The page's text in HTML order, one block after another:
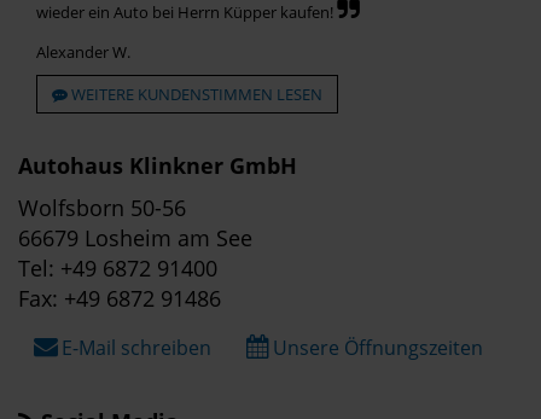
wieder ein Auto bei Herrn Küpper kaufen!
Alexander W.
WEITERE KUNDENSTIMMEN LESEN
Autohaus Klinkner GmbH
Wolfsborn 50-56
66679 Losheim am See
Tel: +49 6872 91400
Fax: +49 6872 91486
E-Mail schreiben Unsere Öffnungszeiten